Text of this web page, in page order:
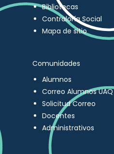
Bibliotecas
Contraloría Social
Mapa de sitio
Comunidades
Alumnos
Correo Alumnos UAQ
Solicitud Correo
Docentes
Administrativos